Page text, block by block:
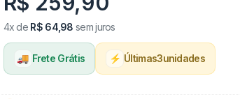
4x de R$ 64,98 sem juros
🚚 Frete Grátis ⚡ Últimas3unidades